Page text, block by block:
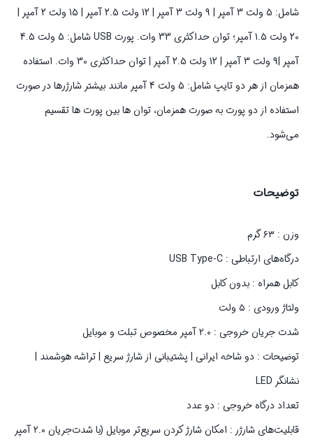
شامل: 5 ولت 3 آمپر | 9 ولت 3 آمپر | 12 ولت 2.5 آمپر | 15 ولت 2 آمپر |
20 ولت 1.5 آمپر؛ توان حداکثری 33 وات. پورت USB شامل: 5 ولت 4.5
آمپر |9 ولت 3 آمپر | 12 ولت 2.5 آمپر | توان حداکثری 30 وات. استفاده
همزمان از هر دو تایپ شامل: 5 ولت 4 آمپر مانند بیشتر شارژرها در صورت
استفاده از دو پورت به صورت همزمان، توان ها بین پورت ها تقسیم
می‌شود.
توضیحات
وزن : ۶۳ گرم
درگاه‌های ارتباطی : USB Type-C
کابل همراه : بدون کابل
ولتاژ ورودی : ۵ ولت
شدت جریان خروجی : ۲.۰ آمپر مخصوص تبلت و موبایل
توضیحات : دو شاخه ایرانی | پشتیبانی از شارژ سریع | تراشه هوشمند |
نشانگر LED
تعداد درگاه خروجی : دو عدد
قابلیت‌های شارژر : امکان شارژ کردن سریع‌تر موبایل (با شدت‌جریان ۲.۰ آمپر